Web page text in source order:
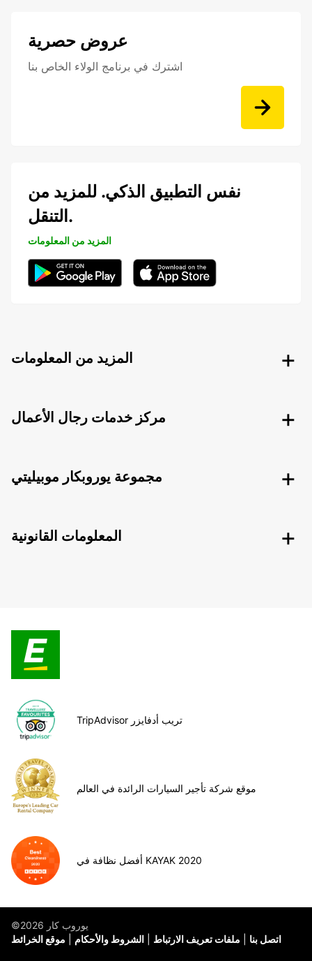
عروض حصرية
اشترك في برنامج الولاء الخاص بنا
نفس التطبيق الذكي. للمزيد من
التنقل.
المزيد من المعلومات
المزيد من المعلومات
مركز خدمات رجال الأعمال
مجموعة يوروبكار موبيليتي
المعلومات القانونية
TripAdvisor تريب أدفايزر
موقع شركة تأجير السيارات الرائدة في العالم
أفضل نظافة في KAYAK 2020
©يوروب كار 2026
موقع الخرائط
الشروط والأحكام ملفات تعريف الارتباط اتصل بنا